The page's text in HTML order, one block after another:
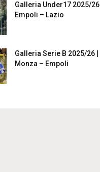
Galleria Under17 2025/26 |
Empoli – Lazio
Galleria Serie B 2025/26 |
Monza – Empoli